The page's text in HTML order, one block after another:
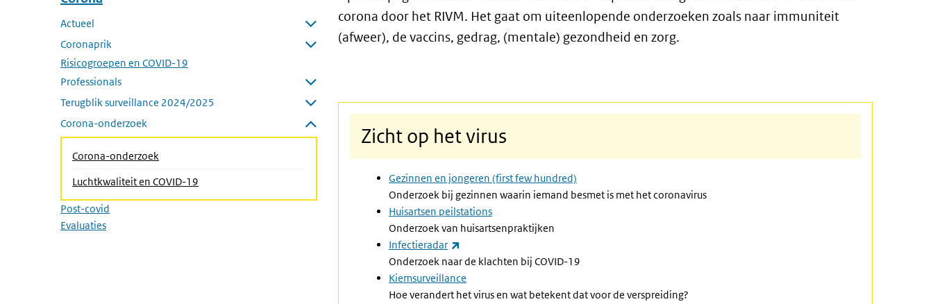
Actueel
Submenu openen
Coronaprik
Submenu openen
Risicogroepen en COVID-19
Professionals
Submenu openen
Terugblik surveillance 2024/2025
Submenu openen
Corona-onderzoek
Submenu sluiten
Corona-onderzoek
Luchtkwaliteit en COVID-19
Post-covid
Evaluaties
corona door het RIVM. Het gaat om uiteenlopende onderzoeken zoals naar immuniteit
(afweer), de vaccins, gedrag, (mentale) gezondheid en zorg.
Zicht op het virus
Gezinnen en jongeren (first few hundred)
Onderzoek bij gezinnen waarin iemand besmet is met het coronavirus
Huisartsen peilstations
Onderzoek van huisartsenpraktijken
Infectieradar
Onderzoek naar de klachten bij COVID-19
Kiemsurveillance
Hoe verandert het virus en wat betekent dat voor de verspreiding?